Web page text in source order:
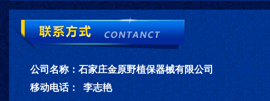
公司名称：石家庄金原野植保器械有限公司
移动电话：李志艳